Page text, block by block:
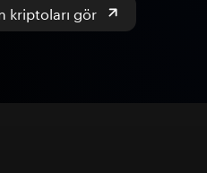
kriptoları gör